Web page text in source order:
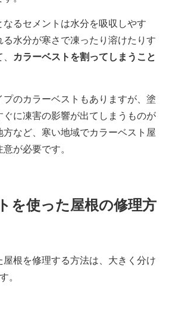
なるセメントは水分を吸収しやす
る水分が寒さで凍ったり溶けたりす
カラーベストを割ってしまうこと
のカラーベストもありますが、塗
に凍害の影響が出てしまうものが
など、寒い地域でカラーベスト屋
が必要です。
を使った屋根の修理方
屋根を修理する方法は、大きく分け
。